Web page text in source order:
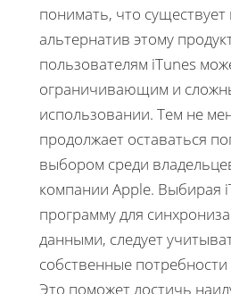
понимать, что
альтернатив этому
пользователям iTunes
ограничивающим и
использовании. Тем не
продолжает оставаться
выбором среди
компании Apple. Выбирая
программу для
данными, следует
собственные
Это поможет достичь